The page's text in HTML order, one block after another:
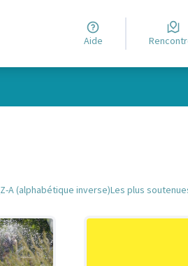
Aide
Z-A (alphabétique inverse)Les plus